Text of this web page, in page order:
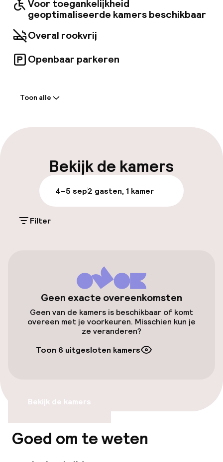
Voor toegankelijkheid
geoptimaliseerde kamers beschikbaar
Overal rookvrij
Openbaar parkeren
Express check-in mogelijk
Meertalige medewerkers
Bagageruimte
Toegankelijkheid
Overal rolstoeltoegankelijk
Kamers
geoptimaliseerde kamers beschikbaar
Toon alle
Bekijk de kamers
4–5 sep2 gasten, 1 kamer
Filter
Geen exacte overeenkomsten
Geen van de kamers is beschikbaar of komt
overeen met je voorkeuren. Misschien kun je
ze veranderen?
Toon 6 uitgesloten kamers
Bekijk de kamers
Goed om te weten